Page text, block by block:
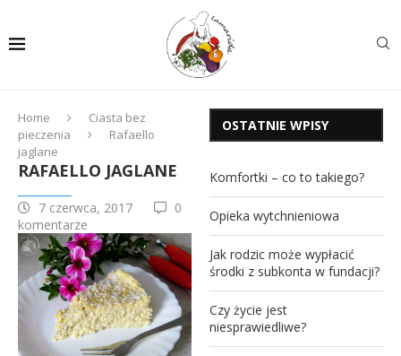
Home
Ciasta bez
pieczenia
Rafaello
jaglane
RAFAELLO JAGLANE
7 czerwca, 2017
0
komentarze
OSTATNIE WPISY
Komfortki – co to takiego?
Opieka wytchnieniowa
Jak rodzic może wypłacić
środki z subkonta w fundacji?
Czy życie jest
niesprawiedliwe?